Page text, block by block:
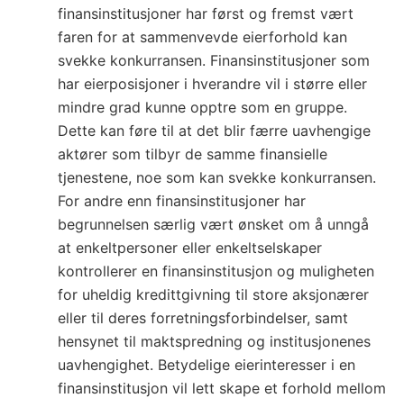
finansinstitusjoner har først og fremst vært
faren for at sammenvevde eierforhold kan
svekke konkurransen. Finansinstitusjoner som
har eierposisjoner i hverandre vil i større eller
mindre grad kunne opptre som en gruppe.
Dette kan føre til at det blir færre uavhengige
aktører som tilbyr de samme finansielle
tjenestene, noe som kan svekke konkurransen.
For andre enn finansinstitusjoner har
begrunnelsen særlig vært ønsket om å unngå
at enkeltpersoner eller enkeltselskaper
kontrollerer en finansinstitusjon og muligheten
for uheldig kredittgivning til store aksjonærer
eller til deres forretningsforbindelser, samt
hensynet til maktspredning og institusjonenes
uavhengighet. Betydelige eierinteresser i en
finansinstitusjon vil lett skape et forhold mellom